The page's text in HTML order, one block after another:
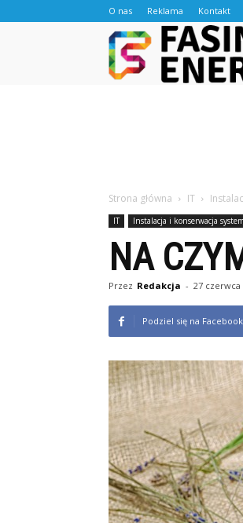
O nas Reklama Kontakt
Strona główna IT
IT Instalacja i konserwacja
NA
Przez Redakcja - 27 czerwca
Podziel się na